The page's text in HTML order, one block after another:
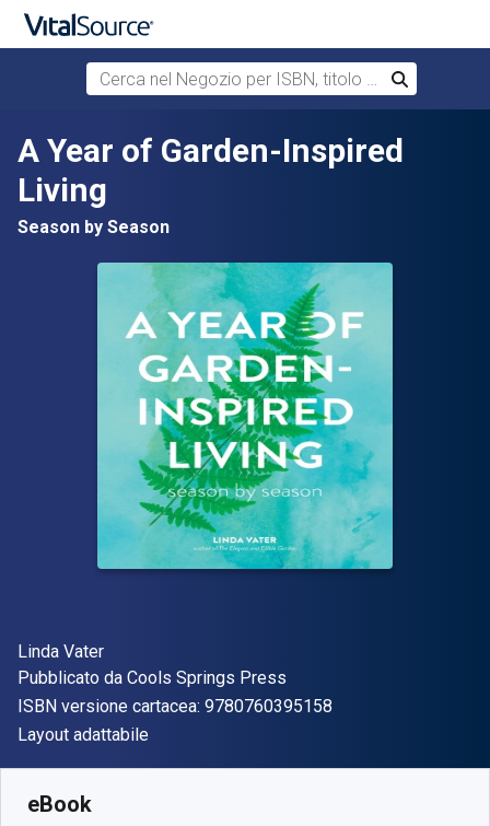
Passa al contenuto principale
Cerca nel Negozio per ISBN, titolo o autore
Cerca
A Year of Garden-Inspired
Living
Season by Season
Autore(i)
Linda Vater
Editore
Pubblicato da Cools Springs Press
ISBN versione cartacea: 9780760395158
Formato
Layout adattabile
eBook